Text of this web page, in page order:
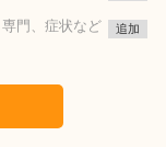
門、症状など
追加